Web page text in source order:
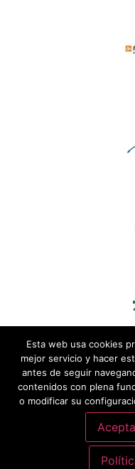
Esta web usa cookies
mejor servicio y hacer
antes de seguir
contenidos con plena
o modificar su